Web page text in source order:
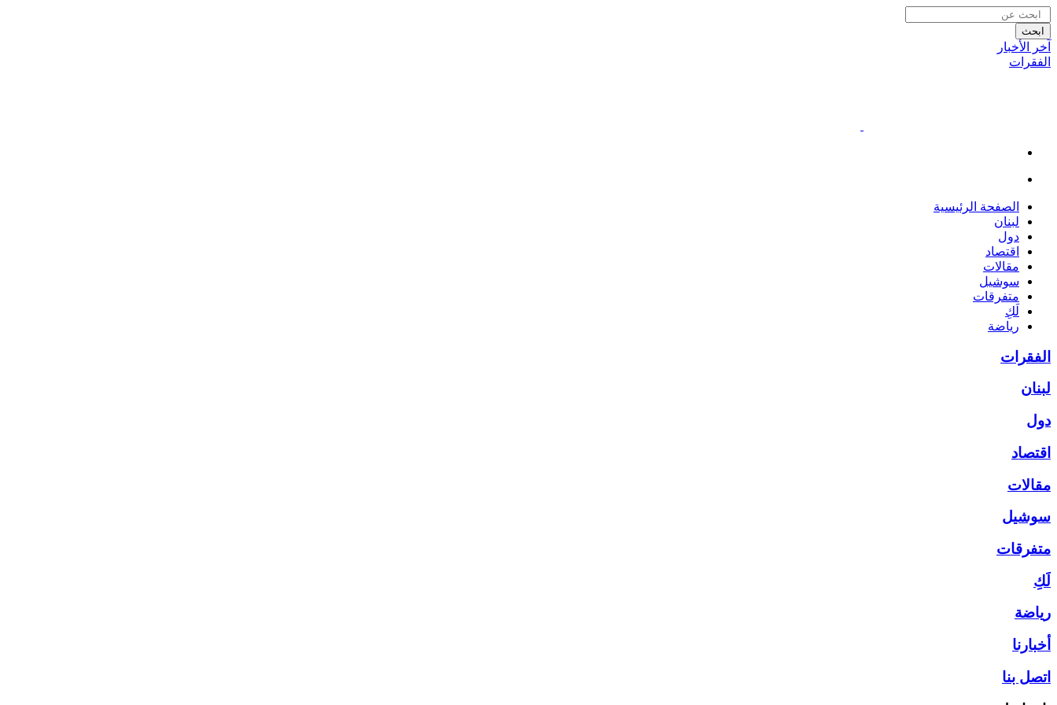
ابحث
آخر الأخبار
الفقرات
الصفحة الرئيسية
لبنان
دول
اقتصاد
مقالات
سوشيل
متفرقات
لَكِ
رياضة
الفقرات
لبنان
دول
اقتصاد
مقالات
سوشيل
متفرقات
لَكِ
رياضة
أخبارنا
اتصل بنا